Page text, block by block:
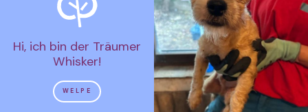
Hi, ich bin der Träumer
Whisker!
WELPE